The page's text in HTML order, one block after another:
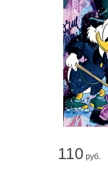
110 руб.